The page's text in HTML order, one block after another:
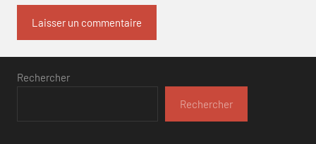
Rechercher
Rechercher